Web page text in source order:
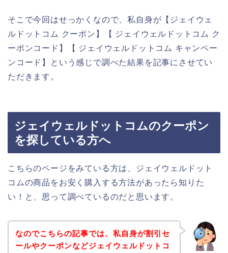
そこで今回はせっかくなので、私自身が【ジェイウェ
ルドットコム クーポン】【 ジェイウェルドットコム ク
ーポンコード】【 ジェイウェルドットコム キャンペー
ンコード】という感じで調べた結果を記事にさせてい
ただきます。
ジェイウェルドットコムのクーポン
を探している方へ
こちらのページをみている方は、ジェイウェルドット
コムの商品をお安く購入する方法があったら知りた
い！と、思って調べているのだと思います。
なのでこちらの記事では、私自身が割引セ
ールやクーポンなどジェイウェルドットコ